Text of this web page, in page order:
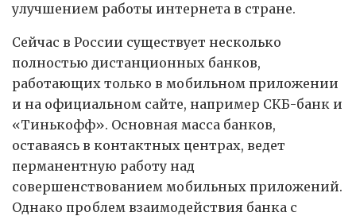
улучшением работы интернета в стране.
Сейчас в России существует несколько
полностью дистанционных банков,
работающих только в мобильном приложении
и на официальном сайте, например СКБ-банк и
«Тинькофф». Основная масса банков,
оставаясь в контактных центрах, ведет
перманентную работу над
совершенствованием мобильных приложений.
Однако проблем взаимодействия банка с